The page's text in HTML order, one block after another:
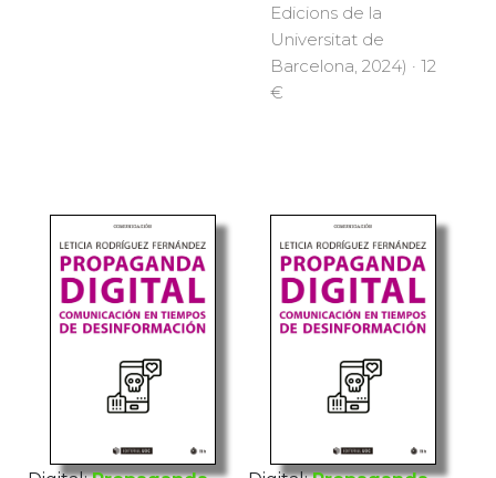
Edicions de la
Universitat de
Barcelona, 2024) · 12
€